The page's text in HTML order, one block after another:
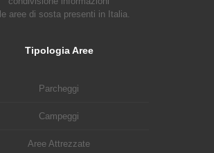
aree di sosta presenti in Italia.
Tipologia Aree
Parcheggi
Campeggi
Aree Attrezzate